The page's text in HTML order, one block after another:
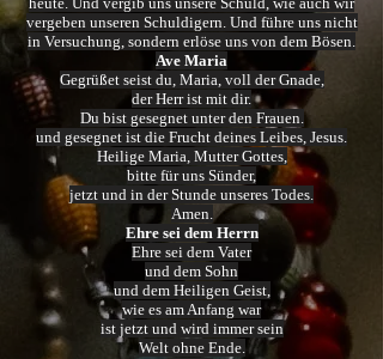
vergeben unseren Schuldigern. Und führe uns nicht
in Versuchung, sondern erlöse uns von dem Bösen.
Ave Maria
Gegrüßet seist du, Maria, voll der Gnade,
der Herr ist mit dir.
Du bist gesegnet unter den Frauen.
und gesegnet ist die Frucht deines Leibes, Jesus.
Heilige Maria, Mutter Gottes,
bitte für uns Sünder,
jetzt und in der Stunde unseres Todes.
Amen.
Ehre sei dem Herrn
Ehre sei dem Vater
und dem Sohn
und dem Heiligen Geist,
wie es am Anfang war
ist jetzt und wird immer sein
Welt ohne Ende.